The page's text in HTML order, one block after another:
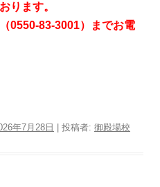
ります。
0550-83-3001）までお電
年7月28日 投稿者: 御殿場校